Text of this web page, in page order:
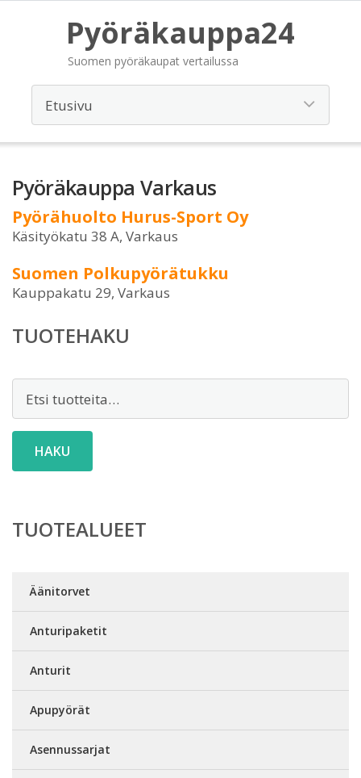
Pyöräkauppa24
Suomen pyöräkaupat vertailussa
Pyöräkauppa Varkaus
Pyörähuolto Hurus-Sport Oy
Käsityökatu 38 A, Varkaus
Suomen Polkupyörätukku
Kauppakatu 29, Varkaus
TUOTEHAKU
HAKU
TUOTEALUEET
Äänitorvet
Anturipaketit
Anturit
Apupyörät
Asennussarjat